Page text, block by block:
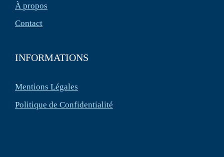
À propos
Contact
INFORMATIONS
Mentions Légales
Politique de Confidentialité